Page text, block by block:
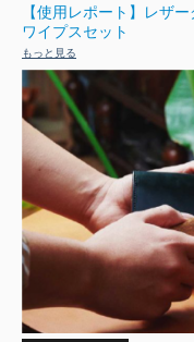
【使用レポート】レザ
ワイプスセット
もっと見る